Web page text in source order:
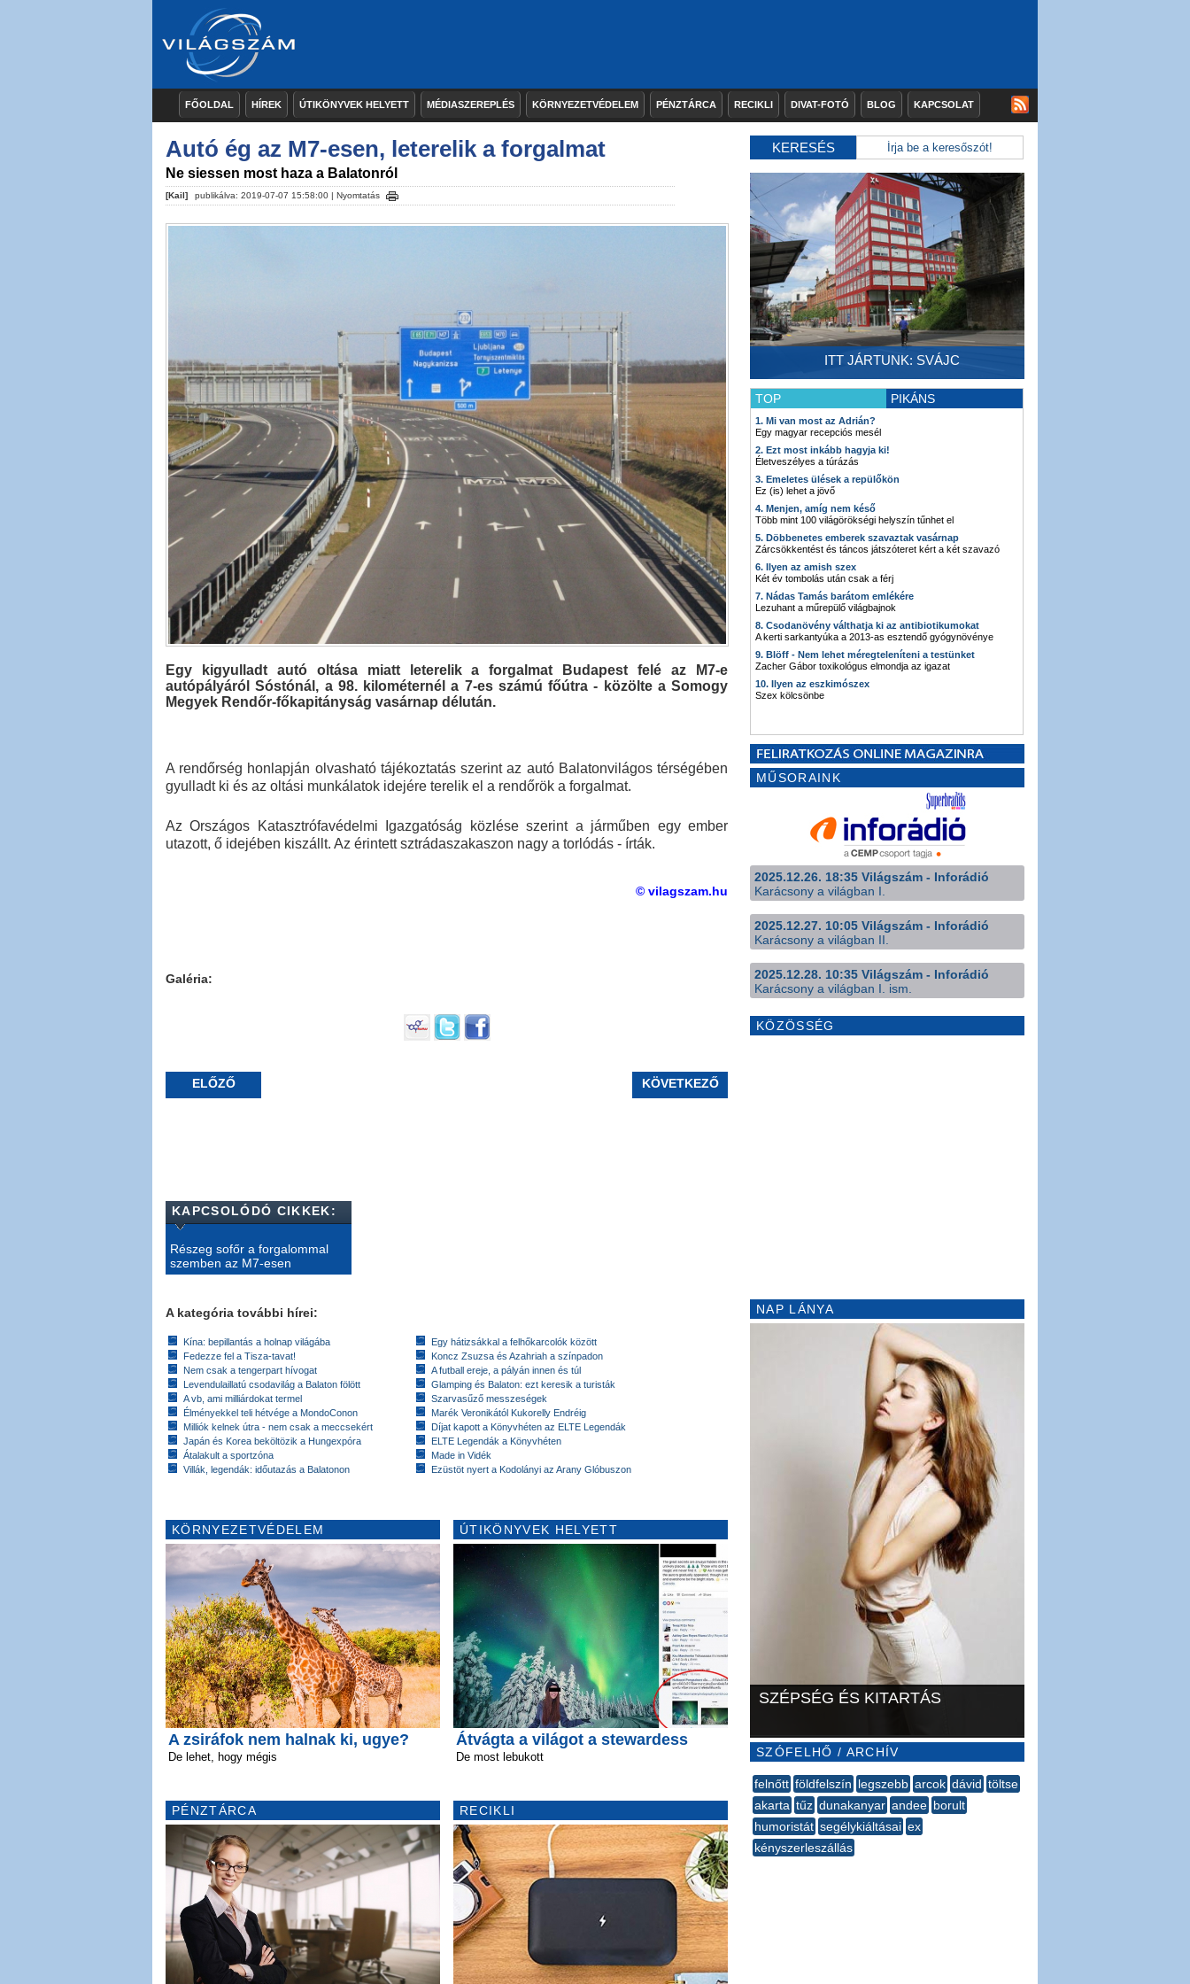
FŐOLDAL HÍREK ÚTIKÖNYVEK HELYETT MÉDIASZEREPLÉS KÖRNYEZETVÉDELEM PÉNZTÁRCA RECIKLI DIVAT-FOTÓ BLOG KAPCSOLAT
Autó ég az M7-esen, leterelik a forgalmat
Ne siessen most haza a Balatonról
[Kail] publikálva: 2019-07-07 15:58:00 | Nyomtatás
Egy kigyulladt autó oltása miatt leterelik a forgalmat Budapest felé az M7-e
autópályáról Sóstónál, a 98. kilométernél a 7-es számú főútra - közölte a Somogy
Megyek Rendőr-főkapitányság vasárnap délután.
A rendőrség honlapján olvasható tájékoztatás szerint az autó Balatonvilágos térségében
gyulladt ki és az oltási munkálatok idejére terelik el a rendőrök a forgalmat.
Az Országos Katasztrófavédelmi Igazgatóság közlése szerint a járműben egy ember
utazott, ő idejében kiszállt. Az érintett sztrádaszakaszon nagy a torlódás - írták.
© vilagszam.hu
Galéria:
ELŐZŐ KÖVETKEZŐ
KAPCSOLÓDÓ CIKKEK:
Részeg sofőr a forgalommal
szemben az M7-esen
A kategória további hírei:
Kína: bepillantás a holnap világába
Fedezze fel a Tisza-tavat!
Nem csak a tengerpart hívogat
Levendulaillatú csodavilág a Balaton fölött
A vb, ami milliárdokat termel
Élményekkel teli hétvége a MondoConon
Milliók kelnek útra - nem csak a meccsekért
Japán és Korea beköltözik a Hungexpóra
Átalakult a sportzóna
Villák, legendák: időutazás a Balatonon
Egy hátizsákkal a felhőkarcolók között
Koncz Zsuzsa és Azahriah a színpadon
A futball ereje, a pályán innen és túl
Glamping és Balaton: ezt keresik a turisták
Szarvasűző messzeségek
Marék Veronikától Kukorelly Endréig
Díjat kapott a Könyvhéten az ELTE Legendák
ELTE Legendák a Könyvhéten
Made in Vidék
Ezüstöt nyert a Kodolányi az Arany Glóbuszon
KÖRNYEZETVÉDELEM
A zsiráfok nem halnak ki, ugye?
De lehet, hogy mégis
PÉNZTÁRCA
ÚTIKÖNYVEK HELYETT
Átvágta a világot a stewardess
De most lebukott
RECIKLI
KERESÉS
ITT JÁRTUNK: SVÁJC
TOP PIKÁNS
1. Mi van most az Adrián?
Egy magyar recepciós mesél
2. Ezt most inkább hagyja ki!
Életveszélyes a túrázás
3. Emeletes ülések a repülőkön
Ez (is) lehet a jövő
4. Menjen, amíg nem késő
Több mint 100 világörökségi helyszín tűnhet el
5. Döbbenetes emberek szavaztak vasárnap
Zárcsökkentést és táncos játszóteret kért a két szavazó
6. Ilyen az amish szex
Két év tombolás után csak a férj
7. Nádas Tamás barátom emlékére
Lezuhant a műrepülő világbajnok
8. Csodanövény válthatja ki az antibiotikumokat
A kerti sarkantyúka a 2013-as esztendő gyógynövénye
9. Blöff - Nem lehet méregteleníteni a testünket
Zacher Gábor toxikológus elmondja az igazat
10. Ilyen az eszkimószex
Szex kölcsönbe
MŰSORAINK
2025.12.26. 18:35 Világszám - Inforádió
Karácsony a világban I.
2025.12.27. 10:05 Világszám - Inforádió
Karácsony a világban II.
2025.12.28. 10:35 Világszám - Inforádió
Karácsony a világban I. ism.
KÖZÖSSÉG
NAP LÁNYA
SZÉPSÉG ÉS KITARTÁS
SZÓFELHŐ / ARCHÍV
felnőtt földfelszín legszebb arcok dávid töltse
akarta tűz dunakanyar andee borult
humoristát segélykiáltásai ex
kényszerleszállás